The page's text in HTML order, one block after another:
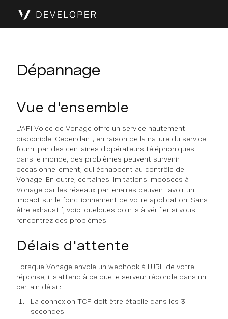
Dépannage
Vue d'ensemble
L'API Voice de Vonage offre un service hautement
disponible. Cependant, en raison de la nature du service
fourni par des centaines d'opérateurs téléphoniques
dans le monde, des problèmes peuvent survenir
occasionnellement, qui échappent au contrôle de
Vonage. En outre, certaines limitations imposées à
Vonage par les réseaux partenaires peuvent avoir un
impact sur le fonctionnement de votre application. Sans
être exhaustif, voici quelques points à vérifier si vous
rencontrez des problèmes.
Délais d'attente
Lorsque Vonage envoie un webhook à l'URL de votre
réponse, il s'attend à ce que le serveur réponde dans un
certain délai :
La connexion TCP doit être établie dans les 3
secondes.